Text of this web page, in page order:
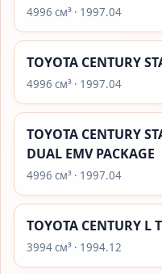
4996 см³ · 1997.04
TOYOTA CENTURY
4996 см³ · 1997.04
TOYOTA CENTURY
DUAL EMV PACKAGE
4996 см³ · 1997.04
TOYOTA CENTURY L
3994 см³ · 1994.12